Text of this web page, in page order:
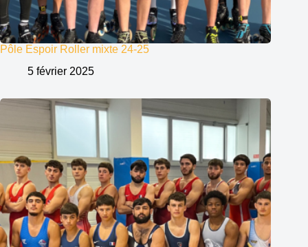
Pôle Espoir Roller mixte 24-25
5 février 2025